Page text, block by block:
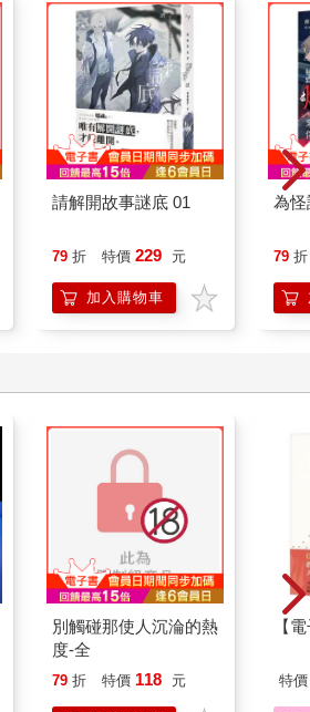
請解開故事謎底 01
79 折 特價 229 元
加入購物車
為怪
79 折
別觸碰那使人沉淪的熱
度-全
79 折 特價 118 元
【
特價